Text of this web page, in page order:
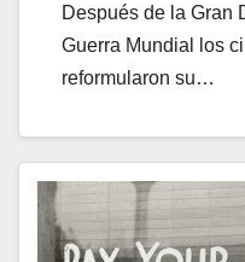
Después de la Gran
Guerra Mundial los
reformularon su…